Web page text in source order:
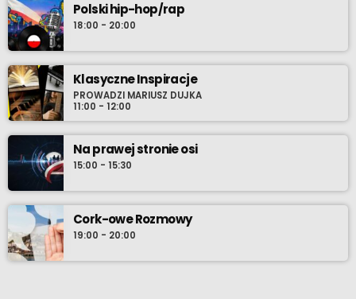
Polski hip-hop/rap
18:00 - 20:00
Klasyczne Inspiracje
PROWADZI MARIUSZ DUJKA
11:00 - 12:00
Na prawej stronie osi
15:00 - 15:30
Cork-owe Rozmowy
19:00 - 20:00